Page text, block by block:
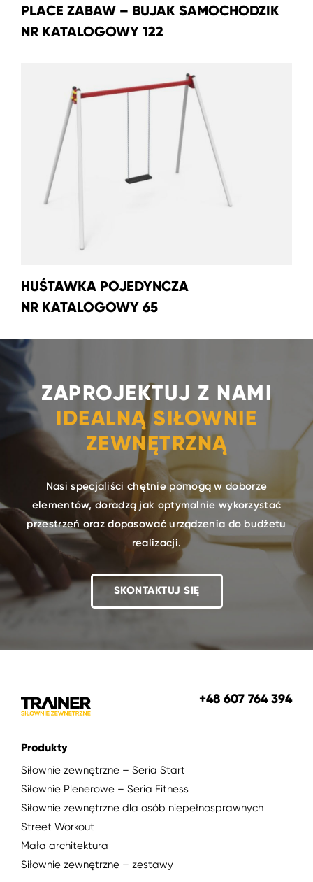
PLACE ZABAW – BUJAK SAMOCHODZIK
NR KATALOGOWY 122
HUŚTAWKA POJEDYNCZA
NR KATALOGOWY 65
ZAPROJEKTUJ Z NAMI
IDEALNĄ SIŁOWNIE
ZEWNĘTRZNĄ
Nasi specjaliści chętnie pomogą w doborze
elementów, doradzą jak optymalnie wykorzystać
przestrzeń oraz dopasować urządzenia do budżetu
realizacji.
SKONTAKTUJ SIĘ
+48 607 764 394
Produkty
Siłownie zewnętrzne – Seria Start
Siłownie Plenerowe – Seria Fitness
Siłownie zewnętrzne dla osób niepełnosprawnych
Street Workout
Mała architektura
Siłownie zewnętrzne – zestawy